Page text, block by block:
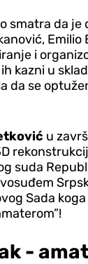
smatra da je
Emilio
i
kazni u
da se
u
suda
Sada
-